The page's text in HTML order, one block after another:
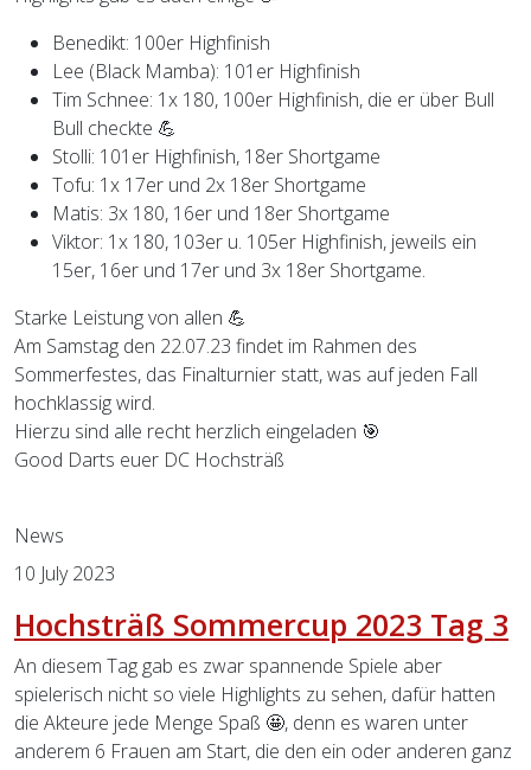
Benedikt: 100er Highfinish
Lee (Black Mamba): 101er Highfinish
Tim Schnee: 1x 180, 100er Highfinish, die er über Bull
Bull checkte 💪
Stolli: 101er Highfinish, 18er Shortgame
Tofu: 1x 17er und 2x 18er Shortgame
Matis: 3x 180, 16er und 18er Shortgame
Viktor: 1x 180, 103er u. 105er Highfinish, jeweils ein
15er, 16er und 17er und 3x 18er Shortgame.
Starke Leistung von allen 💪
Am Samstag den 22.07.23 findet im Rahmen des
Sommerfestes, das Finalturnier statt, was auf jeden Fall
hochklassig wird.
Hierzu sind alle recht herzlich eingeladen 🎯
Good Darts euer DC Hochsträß
News
10 July 2023
Hochsträß Sommercup 2023 Tag 3
An diesem Tag gab es zwar spannende Spiele aber
spielerisch nicht so viele Highlights zu sehen, dafür hatten
die Akteure jede Menge Spaß 🤩, denn es waren unter
anderem 6 Frauen am Start, die den ein oder anderen ganz